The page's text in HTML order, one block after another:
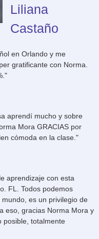
Liliana
Castaño
en Orlando y me
gratificante con Norma.
aprendí mucho y sobre
Mora GRACIAS por
cómoda en la clase."
aprendizaje con esta
FL. Todos podemos
es un privilegio de
eso, gracias Norma Mora y
posible, totalmente